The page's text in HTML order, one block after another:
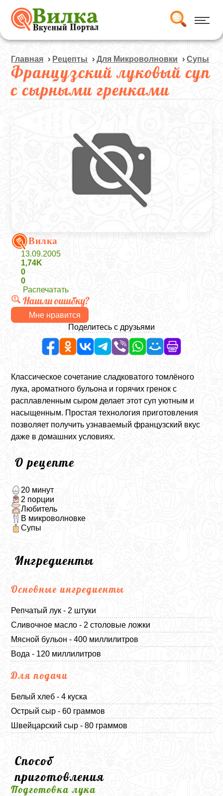
Главная › Рецепты ›Для Микроволновки ›Супы
Французский луковый суп
с сырными гренками
Вилка
13.09.2005
1,74K
0
0
Распечатать
Нашли ошибку?
Мне нравится
Поделитесь с друзьями
Классическое сочетание сладковатого томлёного
лука, ароматного бульона и горячих гренок с
расплавленным сыром делает этот суп уютным и
насыщенным. Простая технология приготовления
позволяет получить узнаваемый французский вкус
даже в домашних условиях.
О рецепте
20 минут
2 порции
Любитель
В микроволновке
Супы
Ингредиенты
Основные ингредиенты
Репчатый лук - 2 штуки
Сливочное масло - 2 столовые ложки
Мясной бульон - 400 миллилитров
Вода - 120 миллилитров
Для подачи
Белый хлеб - 4 куска
Острый сыр - 60 граммов
Швейцарский сыр - 80 граммов
Способ
приготовления
Подготовка лука